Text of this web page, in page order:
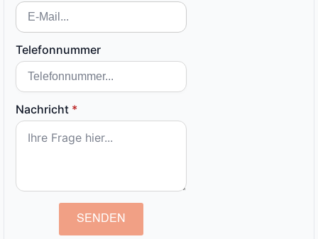
Telefonnummer
Nachricht *
SENDEN